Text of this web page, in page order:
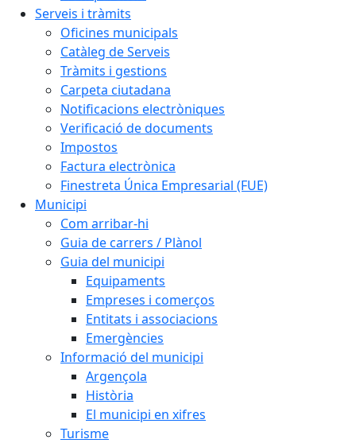
Serveis i tràmits
Oficines municipals
Catàleg de Serveis
Tràmits i gestions
Carpeta ciutadana
Notificacions electròniques
Verificació de documents
Impostos
Factura electrònica
Finestreta Única Empresarial (FUE)
Municipi
Com arribar-hi
Guia de carrers / Plànol
Guia del municipi
Equipaments
Empreses i comerços
Entitats i associacions
Emergències
Informació del municipi
Argençola
Història
El municipi en xifres
Turisme